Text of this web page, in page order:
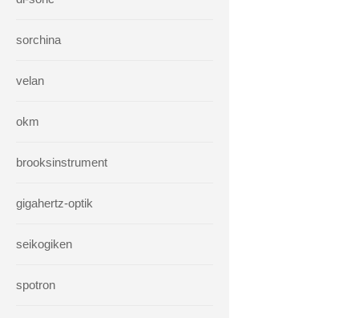
sorchina
velan
okm
brooksinstrument
gigahertz-optik
seikogiken
spotron